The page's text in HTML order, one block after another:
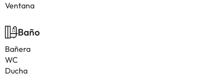
Ventana
Baño
Bañera
WC
Ducha